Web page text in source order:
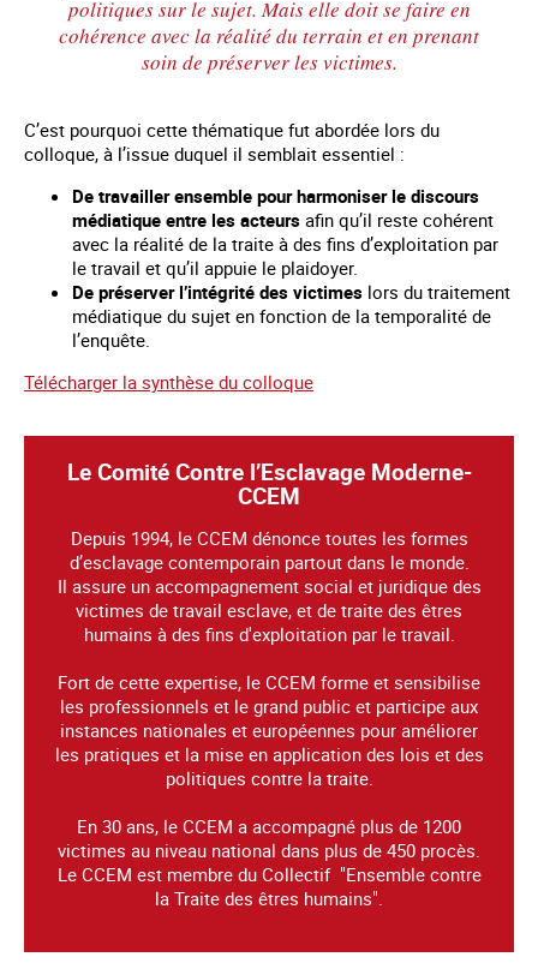
politiques sur le sujet. Mais elle doit se faire en
cohérence avec la réalité du terrain et en prenant
soin de préserver les victimes.
C’est pourquoi cette thématique fut abordée lors du
colloque, à l’issue duquel il semblait essentiel :
De travailler ensemble pour harmoniser le discours
médiatique entre les acteurs afin qu’il reste cohérent
avec la réalité de la traite à des fins d’exploitation par
le travail et qu’il appuie le plaidoyer.
De préserver l’intégrité des victimes lors du traitement
médiatique du sujet en fonction de la temporalité de
l’enquête.
Télécharger la synthèse du colloque
Le Comité Contre l’Esclavage Moderne-
CCEM
Depuis 1994, le CCEM dénonce toutes les formes
d’esclavage contemporain partout dans le monde.
Il assure un accompagnement social et juridique des
victimes de travail esclave, et de traite des êtres
humains à des fins d'exploitation par le travail.
Fort de cette expertise, le CCEM forme et sensibilise
les professionnels et le grand public et participe aux
instances nationales et européennes pour améliorer
les pratiques et la mise en application des lois et des
politiques contre la traite.
En 30 ans, le CCEM a accompagné plus de 1200
victimes au niveau national dans plus de 450 procès.
Le CCEM est membre du Collectif "Ensemble contre
la Traite des êtres humains".